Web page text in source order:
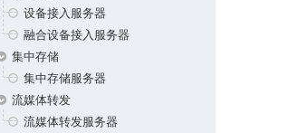
设备接入服务器
融合设备接入服务器
集中存储
集中存储服务器
流媒体转发
流媒体转发服务器